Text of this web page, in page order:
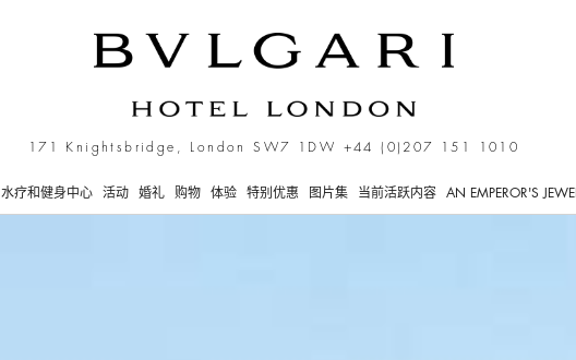
171 Knightsbridge, London SW7 1DW +44 (0)207 151 1010
水疗和健身中心 活动 婚礼 购物 体验 特别优惠 图片集 当前活跃内容 AN EMPEROR'S JEWEL